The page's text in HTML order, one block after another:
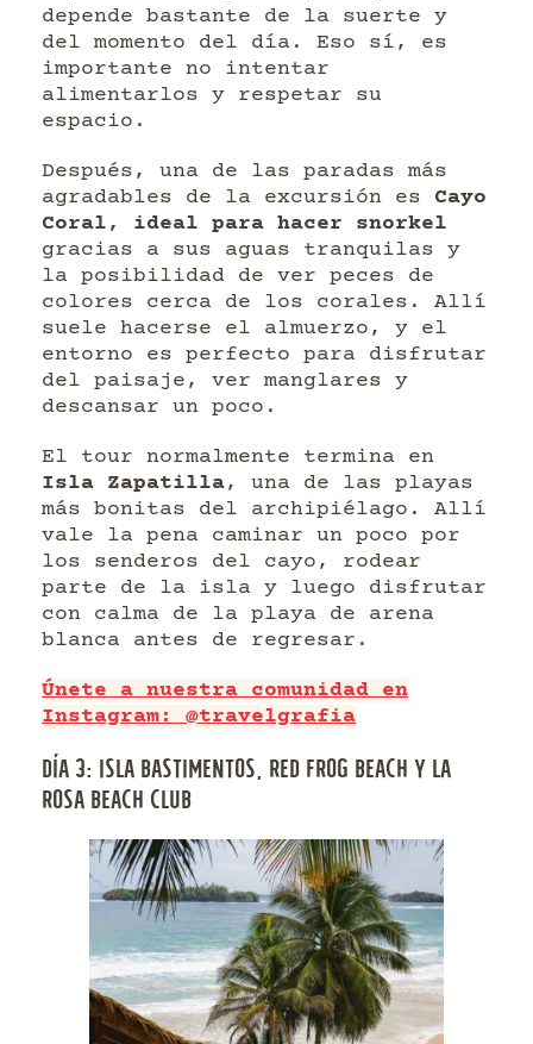
depende bastante de la suerte y
del momento del día. Eso sí, es
importante no intentar
alimentarlos y respetar su
espacio.
Después, una de las paradas más
agradables de la excursión es Cayo
Coral, ideal para hacer snorkel
gracias a sus aguas tranquilas y
la posibilidad de ver peces de
colores cerca de los corales. Allí
suele hacerse el almuerzo, y el
entorno es perfecto para disfrutar
del paisaje, ver manglares y
descansar un poco.
El tour normalmente termina en
Isla Zapatilla, una de las playas
más bonitas del archipiélago. Allí
vale la pena caminar un poco por
los senderos del cayo, rodear
parte de la isla y luego disfrutar
con calma de la playa de arena
blanca antes de regresar.
Únete a nuestra comunidad en
Instagram: @travelgrafia
DÍA 3: ISLA BASTIMENTOS, RED FROG BEACH Y LA
ROSA BEACH CLUB